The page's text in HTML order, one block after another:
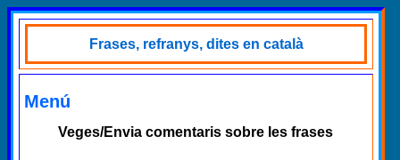
Frases, refranys, dites en català
Menú
Veges/Envia comentaris sobre les frases